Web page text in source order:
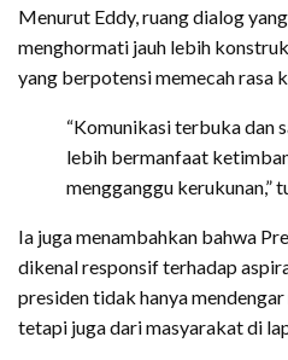
Menurut Eddy, ruang dialog
menghormati jauh lebih
yang berpotensi memecah rasa
“Komunikasi terbuka dan
lebih bermanfaat
mengganggu kerukunan,”
Ia juga menambahkan bahwa
dikenal responsif terhadap
presiden tidak hanya
tetapi juga dari masyarakat di